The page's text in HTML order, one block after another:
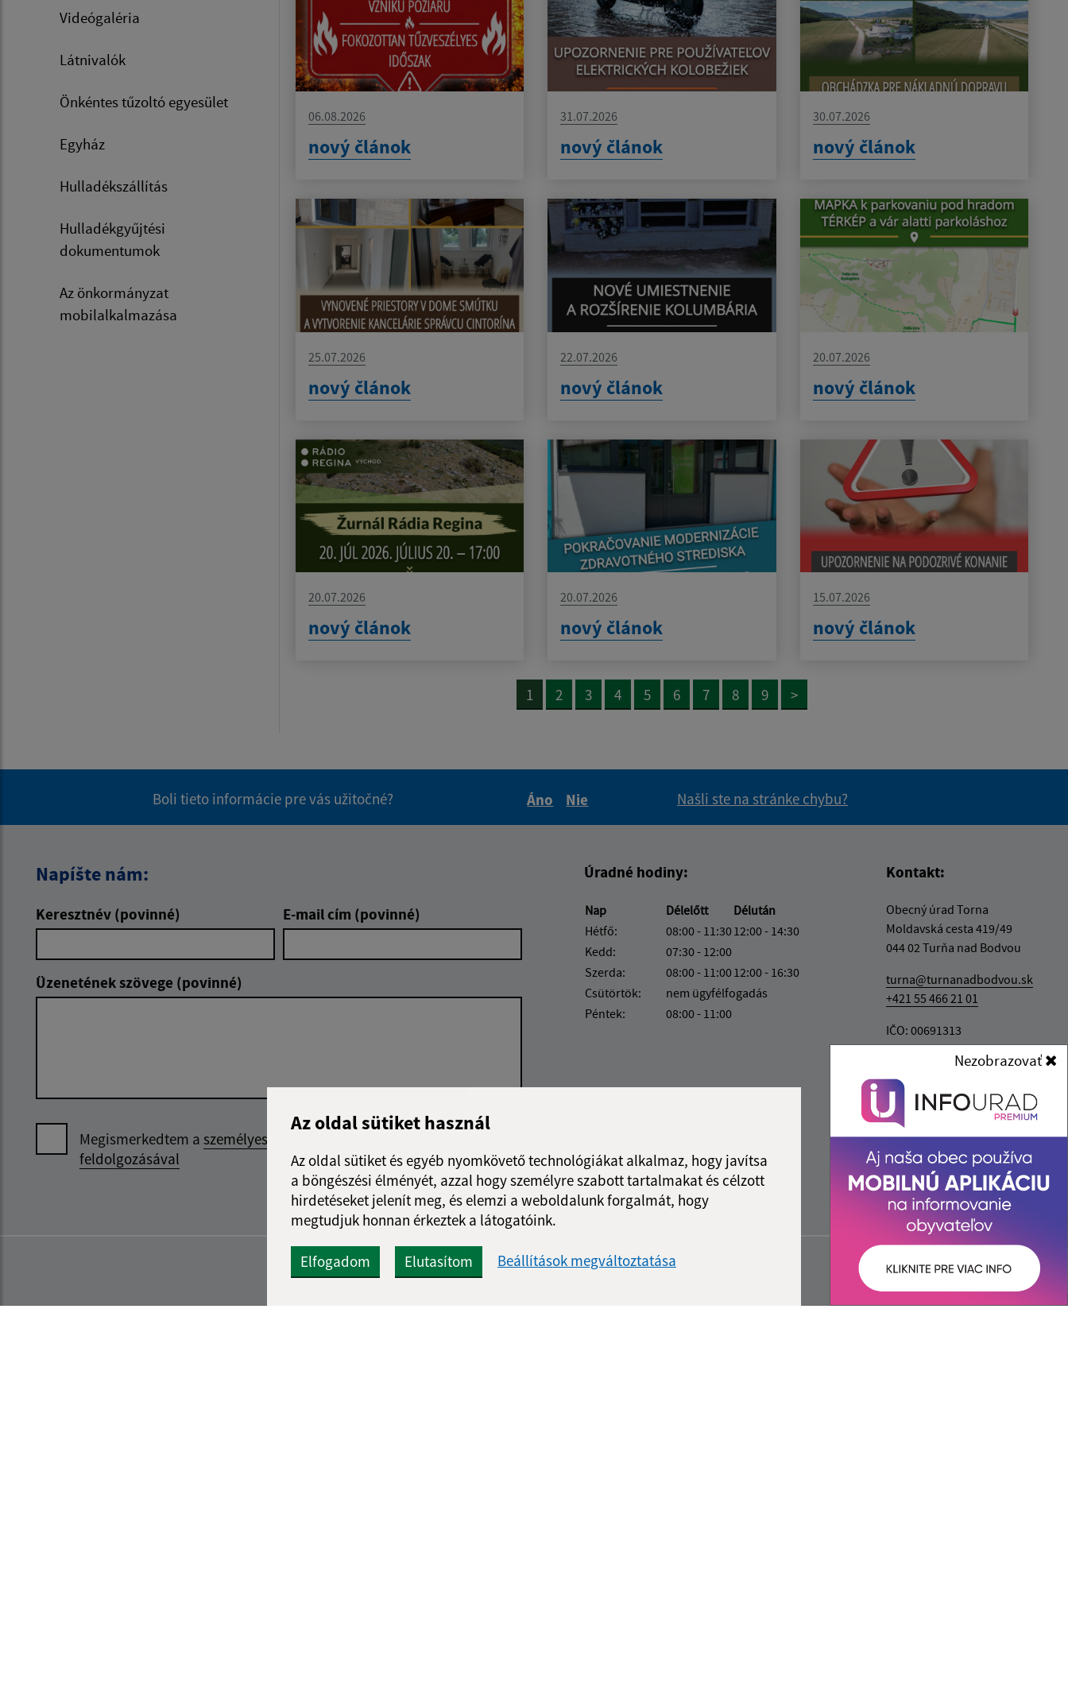
Az oldal sütiket használ
Az oldal sütiket és egyéb nyomkövető technológiákat alkalmaz, hogy javítsa
a böngészési élményét, azzal hogy személyre szabott tartalmakat és célzott
hirdetéseket jelenít meg, és elemzi a weboldalunk forgalmát, hogy
megtudjuk honnan érkeztek a látogatóink.
Elfogadom Elutasítom Beállítások megváltoztatása
Nezobrazovať
Videógaléria
Látnivalók
Önkéntes tűzoltó egyesület
Egyház
Hulladékszállítás
Hulladékgyűjtési
dokumentumok
Az önkormányzat
mobilalkalmazása
06.08.2026
nový článok
31.07.2026
nový článok
30.07.2026
nový článok
25.07.2026
nový článok
22.07.2026
nový článok
20.07.2026
nový článok
20.07.2026
nový článok
20.07.2026
nový článok
15.07.2026
nový článok
1 2 3 4 5 6 7 8 9 >
Boli tieto informácie pre vás užitočné?
Áno
Nie
Našli ste na stránke chybu?
Napíšte nám:
Keresztnév (povinné) E-mail cím (povinné)
Üzenetének szövege (povinné)
Megismerkedtem a személyes adatok
feldolgozásával
Google reCaptcha Response
Úradné hodiny:
Nap Délelőtt
Délután
Hétfő:
08:00 - 11:3012:00 - 14:30
Kedd:
07:30 - 12:00
Szerda:
08:00 - 11:0012:00 - 16:30
Csütörtök:
nem ügyfélfogadás
Péntek:
08:00 - 11:00
Kontakt:
Obecný úrad Torna
Moldavská cesta 419/49
044 02 Turňa nad Bodvou
turna@turnanadbodvou.sk
+421 55 466 21 01
IČO: 00691313